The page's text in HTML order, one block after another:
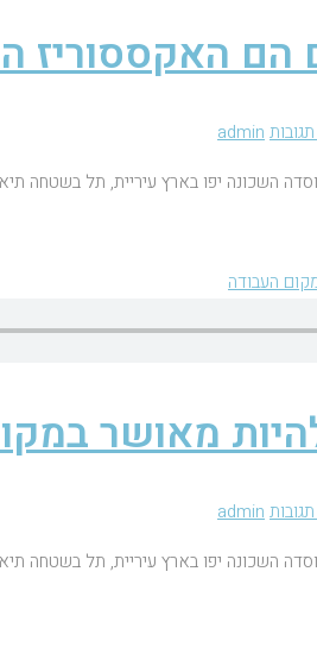
הם האקססוריז
admin
השכונה יפו בארץ עיריית, תל בשטחה
מאושר
admin
השכונה יפו בארץ עיריית, תל בשטחה